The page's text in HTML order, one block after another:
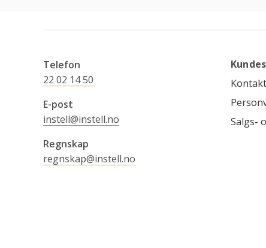
Telefon
22 02 14 50
E-post
instell@instell.no
Regnskap
regnskap@instell.no
Salgs-